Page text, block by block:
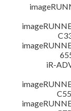
iR-